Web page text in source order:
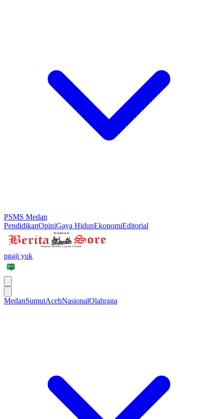
PSMS Medan
PendidikanOpiniGaya HidupEkonomiEditorial
ngaji yuk
MedanSumutAcehNasionalOlahraga